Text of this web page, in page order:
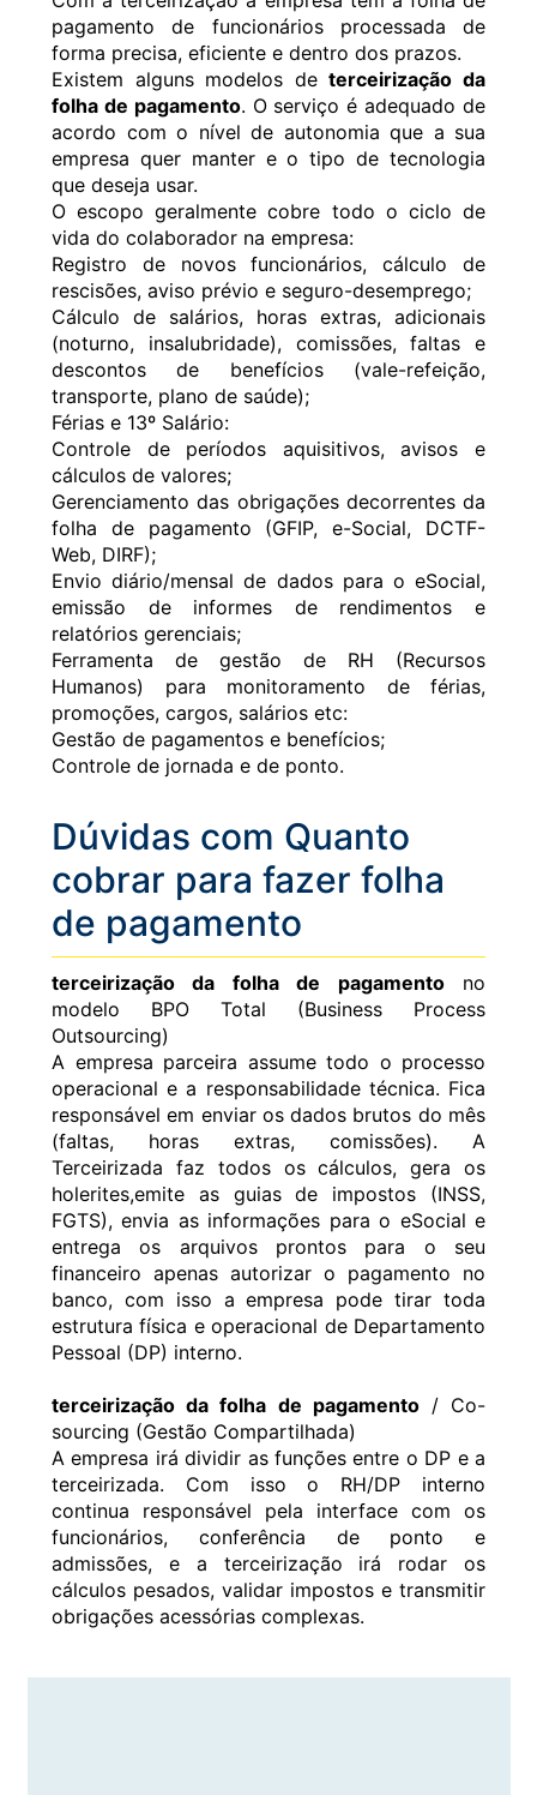
pagamento de funcionários processada de
forma precisa, eficiente e dentro dos prazos.
Existem alguns modelos deterceirização da
folha de pagamento. O serviço é adequado de
acordo com o nível de autonomia que a sua
empresa quer manter e o tipo de tecnologia
que deseja usar.
O escopo geralmente cobre todo o ciclo de
vida do colaborador na empresa:
Registro de novos funcionários, cálculo de
rescisões, aviso prévio e seguro-desemprego;
Cálculo de salários, horas extras, adicionais
(noturno, insalubridade), comissões, faltas e
descontos de benefícios (vale-refeição,
transporte, plano de saúde);
Férias e 13º Salário:
Controle de períodos aquisitivos, avisos e
cálculos de valores;
Gerenciamento das obrigações decorrentes da
folha de pagamento (GFIP, e-Social, DCTF-
Web, DIRF);
Envio diário/mensal de dados para o eSocial,
emissão de informes de rendimentos e
relatórios gerenciais;
Ferramenta de gestão de RH (Recursos
Humanos) para monitoramento de férias,
promoções, cargos, salários etc:
Gestão de pagamentos e benefícios;
Controle de jornada e de ponto.
Dúvidas com Quanto
cobrar para fazer folha
de pagamento
terceirização da folha de pagamentono
modelo BPO Total (Business Process
Outsourcing)
A empresa parceira assume todo o processo
operacional e a responsabilidade técnica. Fica
responsável em enviar os dados brutos do mês
(faltas, horas extras, comissões). A
Terceirizada faz todos os cálculos, gera os
holerites,emite as guias de impostos (INSS,
FGTS), envia as informações para o eSocial e
entrega os arquivos prontos para o seu
financeiro apenas autorizar o pagamento no
banco, com isso a empresa pode tirar toda
estrutura física e operacional de Departamento
Pessoal (DP) interno.
terceirização da folha de pagamento/ Co-
sourcing (Gestão Compartilhada)
A empresa irá dividir as funções entre o DP e a
terceirizada. Com isso o RH/DP interno
continua responsável pela interface com os
funcionários, conferência de ponto e
admissões, e a terceirização irá rodar os
cálculos pesados, validar impostos e transmitir
obrigações acessórias complexas.